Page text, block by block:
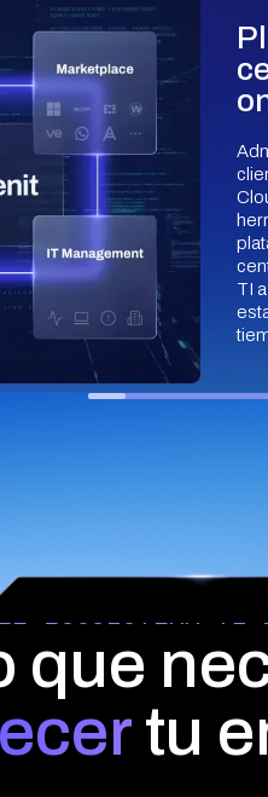
TI
EL ECOSISTEMA TI
que
tu